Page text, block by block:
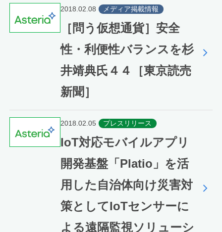
2018.02.08 メディア掲載情報
［問う仮想通貨］安全
性・利便性バランスを杉
井靖典氏４４［東京読売
新聞］
2018.02.05 プレスリリース
IoT対応モバイルアプリ
開発基盤「Platio」を活
用した自治体向け災害対
策としてIoTセンサーに
よる遠隔監視ソリューシ